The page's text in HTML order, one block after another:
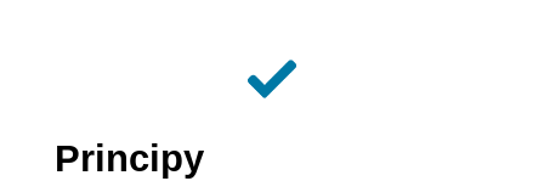
Principy